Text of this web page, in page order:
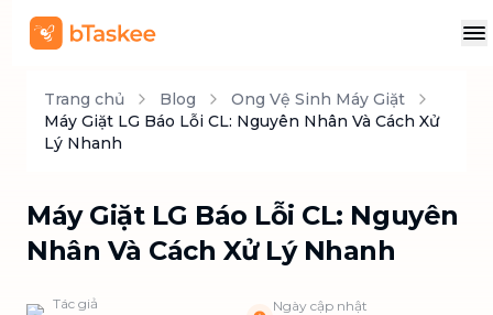
Trang chủ Blog
Ong Vệ Sinh Máy Giặt
Máy Giặt LG Báo Lỗi CL: Nguyên Nhân Và Cách Xử
Lý Nhanh
Máy Giặt LG Báo Lỗi CL: Nguyên
Nhân Và Cách Xử Lý Nhanh
Tác giả Ngày cập nhật